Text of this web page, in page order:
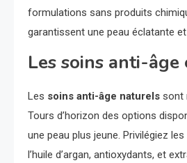
formulations sans produits
garantissent une peau éclatante et
Les soins anti-âge
Les soins anti-âge naturels sont
Tours d’horizon des options
une peau plus jeune. Privilégiez
l’huile d’argan, antioxydants, et